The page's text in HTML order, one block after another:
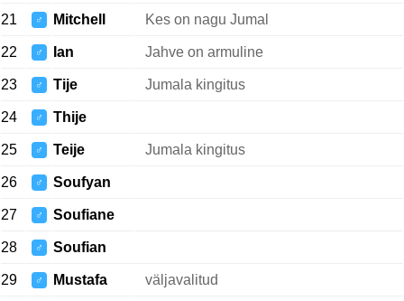
21 ♂ Mitchell Kes on nagu Jumal
22 ♂ Ian Jahve on armuline
23 ♂ Tije Jumala kingitus
24 ♂ Thije
25 ♂ Teije Jumala kingitus
26 ♂ Soufyan
27 ♂ Soufiane
28 ♂ Soufian
29 ♂ Mustafa väljavalitud